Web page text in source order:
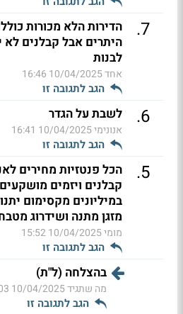
7
.
הדירות הלא מכורות
היתרים אבל קבלנים לא
לבנות
אחד10/04/2025 16:46
הגב לתגובה זו
6
. לשבת על הגדר
אנונימי10/04/2025 16:41
הגב לתגובה זו
5
.
הכל פנטזיות מחירים
קבלנים ויזמים מושקעים
במיליונים מקסימום
מזגן מתנה ושידרוג
מומי10/04/2025 15:52
הגב לתגובה זו
בהצלחה (ל"ת)
מה שתגיד10/04/2025 19:03
הגב לתגובה זו